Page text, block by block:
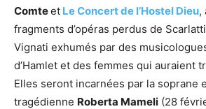
Comteet LeConcert de l’Hostel Dieu,
fragments d’opéras perdus de
Vignati exhumés par des
d’Hamlet et des femmes qui auraient
Elles seront incarnées par la soprane
tragédienne Roberta Mameli (28